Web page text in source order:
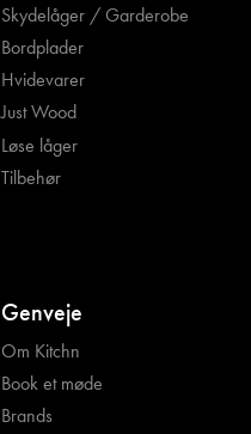
Skydelåger / Garderobe
Bordplader
Hvidevarer
Just Wood
Løse låger
Tilbehør
Genveje
Om Kitchn
Book et møde
Brands